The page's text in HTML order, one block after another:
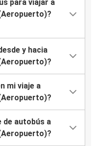
para viajar a
y hacia
mi viaje a
de autobús a